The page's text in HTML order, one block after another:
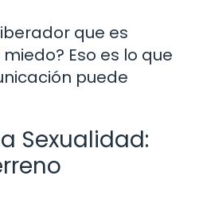
que es
Eso es lo que
puede
Sexualidad: